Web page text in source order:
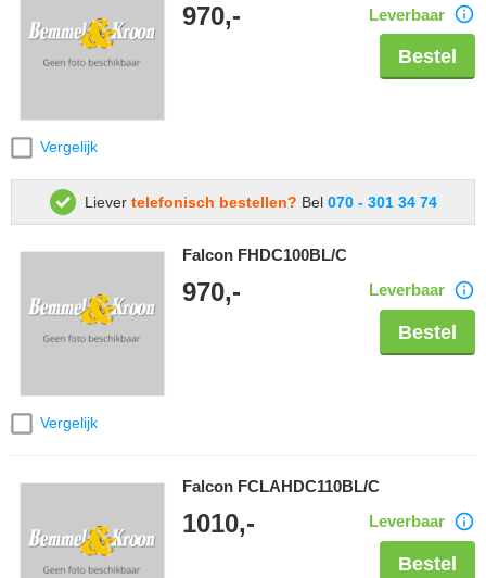
Vergelijk
970,- Leverbaar
Bestel
Liever telefonisch bestellen? Bel 070 - 301 34 74
Vergelijk
Falcon FHDC100BL/C
970,- Leverbaar
Bestel
Falcon FCLAHDC110BL/C
1010,- Leverbaar
Bestel